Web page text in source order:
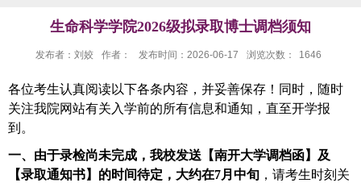
生命科学学院2026级拟录取博士调档须知
发布者：刘姣 作者： 发布时间：2026-06-17 浏览次数： 1646
各位考生认真阅读以下各条内容，并妥善保存！同时，随时
关注我院网站有关入学前的所有信息和通知，直至开学报
到。
一、由于录检尚未完成，我校发送【南开大学调档函】及
【录取通知书】的时间待定，大约在7月中旬 ，请考生时刻关